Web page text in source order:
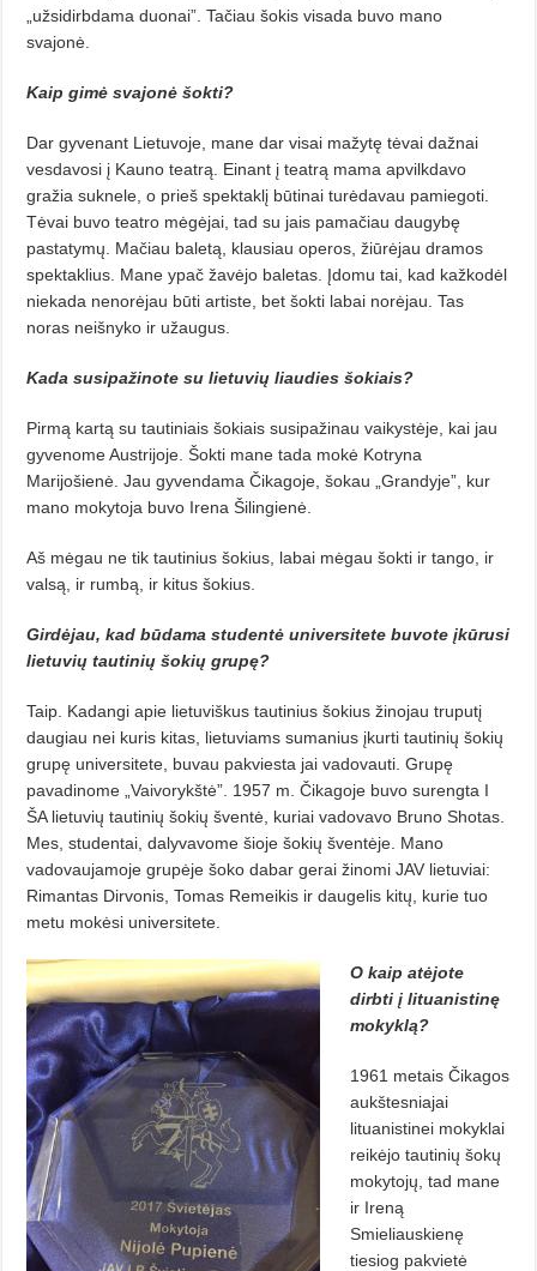
„užsidirbdama duonai”. Tačiau šokis visada buvo mano
svajonė.
Kaip gimė svajonė šokti?
Dar gyvenant Lietuvoje, mane dar visai mažytę tėvai dažnai
vesdavosi į Kauno teatrą. Einant į teatrą mama apvilkdavo
gražia suknele, o prieš spektaklį būtinai turėdavau pamiegoti.
Tėvai buvo teatro mėgėjai, tad su jais pamačiau daugybę
pastatymų. Mačiau baletą, klausiau operos, žiūrėjau dramos
spektaklius. Mane ypač žavėjo baletas. Įdomu tai, kad kažkodėl
niekada nenorėjau būti artiste, bet šokti labai norėjau. Tas
noras neišnyko ir užaugus.
Kada susipažinote su lietuvių liaudies šokiais?
Pirmą kartą su tautiniais šokiais susipažinau vaikystėje, kai jau
gyvenome Austrijoje. Šokti mane tada mokė Kotryna
Marijošienė. Jau gyvendama Čikagoje, šokau „Grandyje”, kur
mano mokytoja buvo Irena Šilingienė.
Aš mėgau ne tik tautinius šokius, labai mėgau šokti ir tango, ir
valsą, ir rumbą, ir kitus šokius.
Girdėjau, kad būdama studentė universitete buvote įkūrusi
lietuvių tautinių šokių grupę?
Taip. Kadangi apie lietuviškus tautinius šokius žinojau truputį
daugiau nei kuris kitas, lietuviams sumanius įkurti tautinių šokių
grupę universitete, buvau pakviesta jai vadovauti. Grupę
pavadinome „Vaivorykštė”. 1957 m. Čikagoje buvo surengta I
ŠA lietuvių tautinių šokių šventė, kuriai vadovavo Bruno Shotas.
Mes, studentai, dalyvavome šioje šokių šventėje. Mano
vadovaujamoje grupėje šoko dabar gerai žinomi JAV lietuviai:
Rimantas Dirvonis, Tomas Remeikis ir daugelis kitų, kurie tuo
metu mokėsi universitete.
O kaip atėjote
dirbti į lituanistinę
mokyklą?
1961 metais Čikagos
aukštesniajai
lituanistinei mokyklai
reikėjo tautinių šokų
mokytojų, tad mane
ir Ireną
Smieliauskienę
tiesiog pakvietė